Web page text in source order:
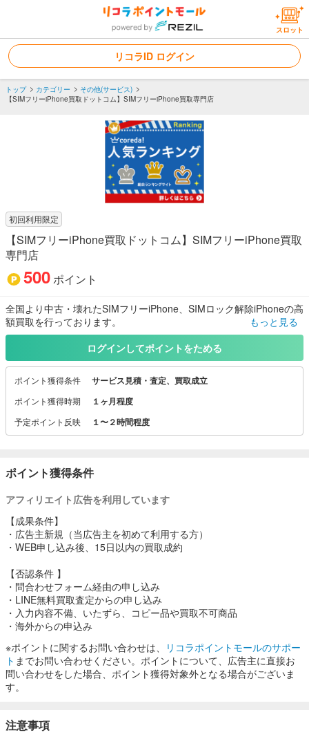
スロット
リコラID ログイン
トップ カテゴリー
その他(サービス)
【SIMフリーiPhone買取ドットコム】SIMフリーiPhone買取専門店
初回利用限定
【SIMフリーiPhone買取ドットコム】SIMフリーiPhone買取
専門店
500ポイント
全国より中古・壊れたSIMフリーiPhone、SIMロック解除iPhoneの高
額買取を行っております。
現在は、docomo.au.SoftBankも簡単にSIMロック解除ができるよう
全国対応！
かんたん！宅配買取で全国どこでも対応。ネット申込み、送るだ
け！最短即日お支払い
他店対抗！
比較大歓迎！大手買取店・他店より高く買取することが当店のモッ
スピード対応
匿名OK 事前査定で安心！スピーディーに正確な買取金額をご返信い
たします！
docomo.au.SoftBankも簡単にSIMロック解除が可能です！
※My docomoからなどは手数料無料でSIMロック解除が可能です。
当店では事前に実際の買取金額をご案内しており、査定金額は責任
を持って買取を行っております。
他店のように「5000円～10000円」という無責任な査定は行いませ
ん。
これでは結局商品を送るまで買取金額が分かりません。
取金額がわかるので安心です。
※申告内容に間違いがない場合のみ事前査定金額で買取を行っており
ます。
もっと見る
ログインしてポイントをためる
ポイント獲得条件 サービス見積・査定、買取成立
ポイント獲得時期 １ヶ月程度
予定ポイント反映 １〜２時間程度
ポイント獲得条件
アフィリエイト広告を利用しています
【成果条件】
・広告主新規（当広告主を初めて利用する方）
・WEB申し込み後、15日以内の買取成約
【否認条件 】
・問合わせフォーム経由の申し込み
・LINE無料買取査定からの申し込み
・入力内容不備、いたずら、コピー品や買取不可商品
・海外からの申込み
※ポイントに関するお問い合わせは、
リコラポイントモールのサポー
ト までお問い合わせください。ポイントについて、広告主に直接お
問い合わせをした場合、ポイント獲得対象外となる場合がございま
す。
注意事項